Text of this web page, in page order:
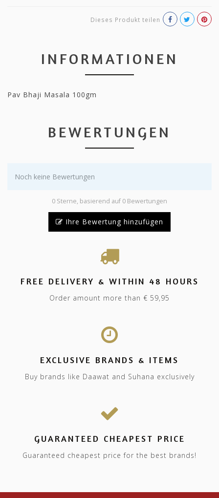
Dieses Produkt teilen
INFORMATIONEN
Pav Bhaji Masala 100gm
BEWERTUNGEN
Noch keine Bewertungen
0 Sterne, basierend auf 0 Bewertungen
Ihre Bewertung hinzufügen
FREE DELIVERY & WITHIN 48 HOURS
Order amount more than € 59,95
EXCLUSIVE BRANDS & ITEMS
Buy brands like Daawat and Suhana exclusively
GUARANTEED CHEAPEST PRICE
Guaranteed cheapest price for the best brands!